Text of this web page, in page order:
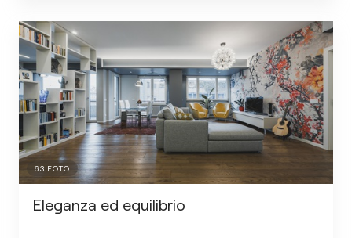
63 FOTO
Eleganza ed equilibrio